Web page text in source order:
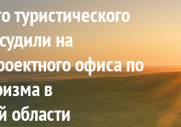
туристического
на
офиса по
в
области